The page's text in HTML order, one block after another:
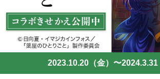
2023.10.20（金）〜2024.3.31